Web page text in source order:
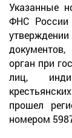
Указанные
ФНС России
орган при
лиц,
прошел
номером